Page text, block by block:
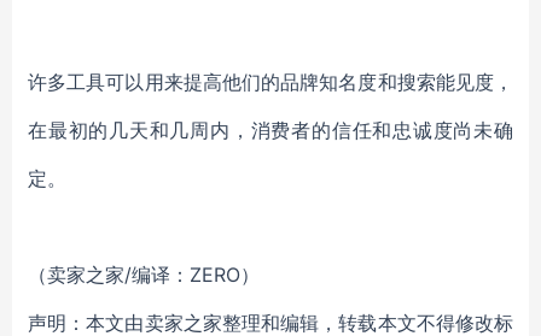
许多工具可以用来提高他们的品牌知名度和搜索能见度，
在最初的几天和几周内，消费者的信任和忠诚度尚未确
定。
（卖家之家/编译：ZERO）
声明：本文由卖家之家整理和编辑，转载本文不得修改标